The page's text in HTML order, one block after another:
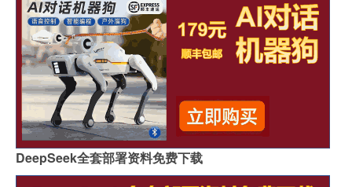
DeepSeek全套部署资料免费下载